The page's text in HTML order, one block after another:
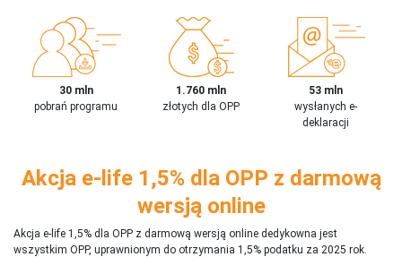
30 mln
pobrań programu
1.760 mln
złotych dla OPP
53 mln
wysłanych e-
deklaracji
Akcja e-life 1,5% dla OPP z darmową
wersją online
Akcja e-life 1,5% dla OPP z darmową wersją online dedykowna jest
wszystkim OPP, uprawnionym do otrzymania 1,5% podatku za 2025 rok.